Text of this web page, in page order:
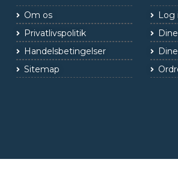
Om os
Privatlivspolitik
Handelsbetingelser
Sitemap
Log